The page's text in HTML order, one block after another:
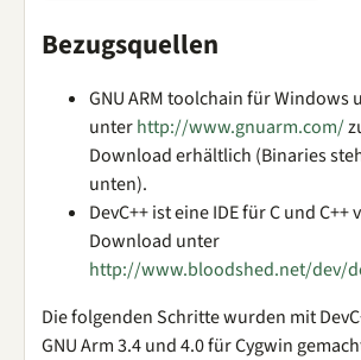
Bezugsquellen
GNU ARM toolchain für Windows
unterhttp://www.gnuarm.com/
Download erhältlich (Binaries
unten).
DevC++ ist eine IDE für C und
Download unter
http://www.bloodshed.net/dev/
Die folgenden Schritte wurden mit
GNU Arm 3.4 und 4.0 für Cygwin